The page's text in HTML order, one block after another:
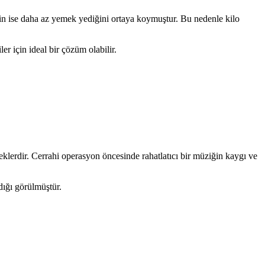
ise daha az yemek yediğini ortaya koymuştur. Bu nedenle kilo
için ideal bir çözüm olabilir.
Cerrahi operasyon öncesinde rahatlatıcı bir müziğin kaygı ve
görülmüştür.